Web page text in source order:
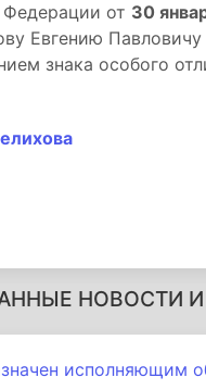
от 30
Евгению
знака особого
НОВОСТИ
исполняющим